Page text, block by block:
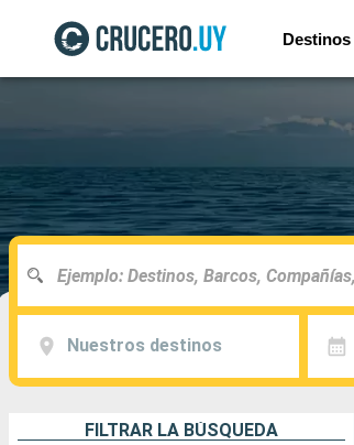
Destinos
Nuestros destinos
FILTRAR LA BÚSQUEDA